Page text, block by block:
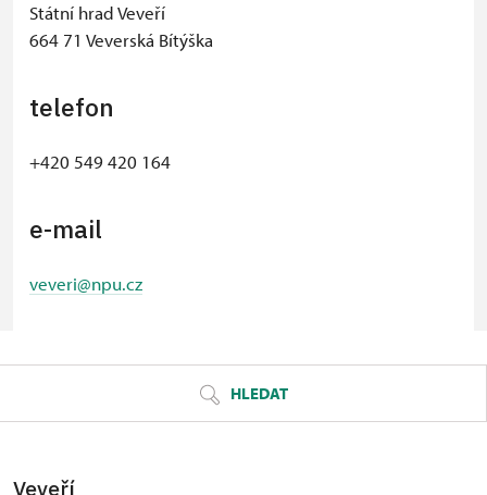
Státní hrad Veveří
664 71 Veverská Bítýška
telefon
+420 549 420 164
e-mail
veveri@npu.cz
HLEDAT
Veveří